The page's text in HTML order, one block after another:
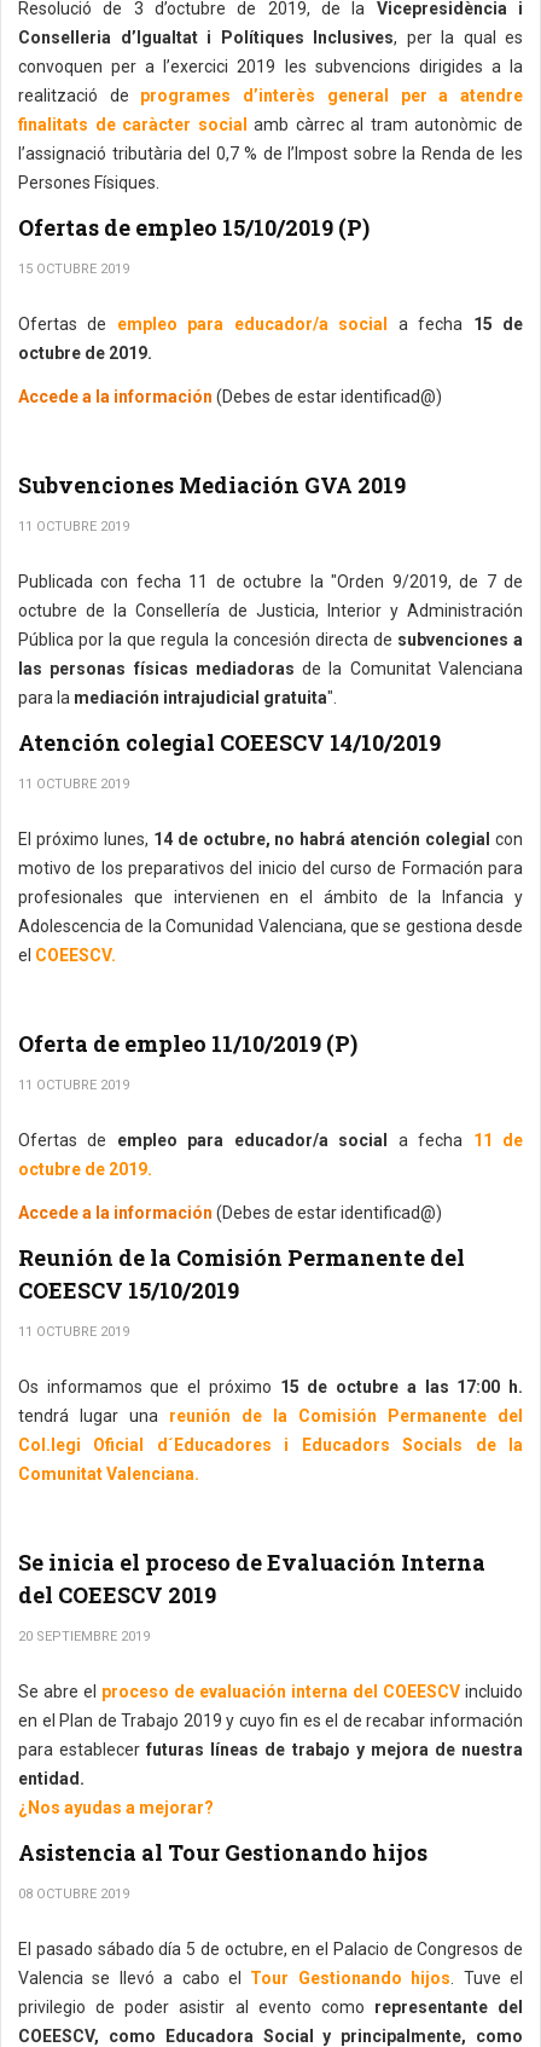
Resolució de 3 d’octubre de 2019, de la Vicepresidència i
Conselleria d’Igualtat i Polítiques Inclusives, per la qual es
convoquen per a l’exercici 2019 les subvencions dirigides a la
realització de programes d’interès general per a atendre
finalitats de caràcter socialamb càrrec al tram autonòmic de
l’assignació tributària del 0,7 % de l’Impost sobre la Renda de les
Persones Físiques.
Ofertas de empleo 15/10/2019 (P)
15 OCTUBRE 2019
Ofertas de empleo para educador/a social a fecha 15 de
octubre de 2019.
Accede a la información (Debes de estar identificad@)
Subvenciones Mediación GVA 2019
11 OCTUBRE 2019
Publicada con fecha 11 de octubre la "Orden 9/2019, de 7 de
octubre de la Consellería de Justicia, Interior y Administración
Pública por la que regula la concesión directa de subvenciones a
las personas físicas mediadorasde la Comunitat Valenciana
para la mediación intrajudicial gratuita".
Atención colegial COEESCV 14/10/2019
11 OCTUBRE 2019
El próximo lunes, 14 de octubre, no habrá atención colegial con
motivo de los preparativos del inicio del curso de Formación para
profesionales que intervienen en el ámbito de la Infancia y
Adolescencia de la Comunidad Valenciana, que se gestiona desde
el COEESCV.
Oferta de empleo 11/10/2019 (P)
11 OCTUBRE 2019
Ofertas de empleo para educador/a social a fecha 11 de
octubre de 2019.
Accede a la información (Debes de estar identificad@)
Reunión de la Comisión Permanente del
COEESCV 15/10/2019
11 OCTUBRE 2019
Os informamos que el próximo 15 de octubre a las 17:00 h.
tendrá lugar una reunión de la Comisión Permanente del
Col.legi Oficial d´Educadores i Educadors Socials de la
Comunitat Valenciana.
Se inicia el proceso de Evaluación Interna
del COEESCV 2019
20 SEPTIEMBRE 2019
Se abre el proceso de evaluación interna del COEESCV incluido
en el Plan de Trabajo 2019 y cuyo fin es el de recabar información
para establecer futuras líneas de trabajo y mejora de nuestra
entidad.
¿Nos ayudas a mejorar?
Asistencia al Tour Gestionando hijos
08 OCTUBRE 2019
El pasado sábado día 5 de octubre, en el Palacio de Congresos de
Valencia se llevó a cabo el
Tour Gestionando hijos . Tuve el
privilegio de poder asistir al evento como representante del
COEESCV, como Educadora Social y principalmente, como